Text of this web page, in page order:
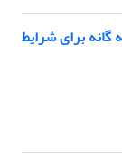
گانه برای شرایط